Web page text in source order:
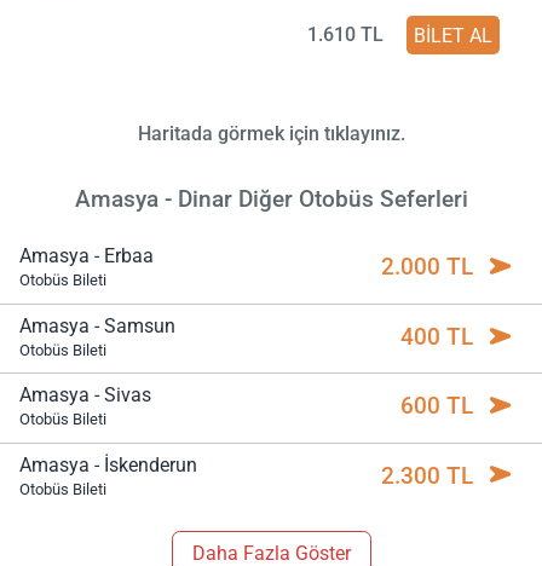
1.610 TL BİLET AL
Haritada görmek için tıklayınız.
Amasya - Dinar Diğer Otobüs Seferleri
Amasya - Erbaa
Otobüs Bileti 2.000 TL
Amasya - Samsun
Otobüs Bileti 400 TL
Amasya - Sivas
Otobüs Bileti 600 TL
Amasya - İskenderun
Otobüs Bileti 2.300 TL
Daha Fazla Göster